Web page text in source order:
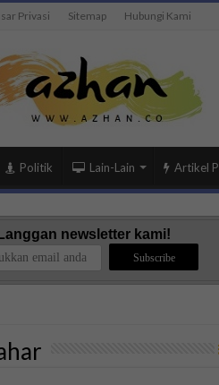
Privasi Sitemap Hubungi Kami
Politik Lain-Lain Artikel
Langgan newsletter kami!